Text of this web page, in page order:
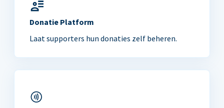
Donatie Platform
Laat supporters hun donaties zelf beheren.